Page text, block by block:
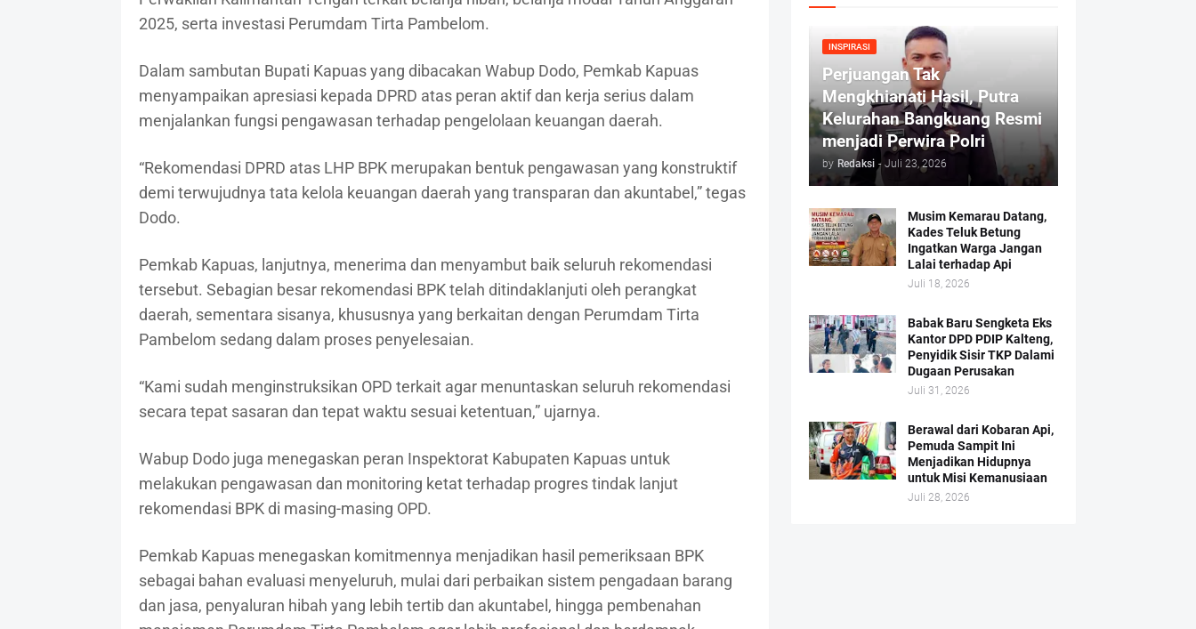
2025, serta investasi Perumdam Tirta Pambelom.
Dalam sambutan Bupati Kapuas yang dibacakan Wabup Dodo, Pemkab Kapuas
menyampaikan apresiasi kepada DPRD atas peran aktif dan kerja serius dalam
menjalankan fungsi pengawasan terhadap pengelolaan keuangan daerah.
“Rekomendasi DPRD atas LHP BPK merupakan bentuk pengawasan yang konstruktif
demi terwujudnya tata kelola keuangan daerah yang transparan dan akuntabel,” tegas
Dodo.
Pemkab Kapuas, lanjutnya, menerima dan menyambut baik seluruh rekomendasi
tersebut. Sebagian besar rekomendasi BPK telah ditindaklanjuti oleh perangkat
daerah, sementara sisanya, khususnya yang berkaitan dengan Perumdam Tirta
Pambelom sedang dalam proses penyelesaian.
“Kami sudah menginstruksikan OPD terkait agar menuntaskan seluruh rekomendasi
secara tepat sasaran dan tepat waktu sesuai ketentuan,” ujarnya.
Wabup Dodo juga menegaskan peran Inspektorat Kabupaten Kapuas untuk
melakukan pengawasan dan monitoring ketat terhadap progres tindak lanjut
rekomendasi BPK di masing-masing OPD.
Pemkab Kapuas menegaskan komitmennya menjadikan hasil pemeriksaan BPK
sebagai bahan evaluasi menyeluruh, mulai dari perbaikan sistem pengadaan barang
dan jasa, penyaluran hibah yang lebih tertib dan akuntabel, hingga pembenahan
INSPIRASI
Perjuangan Tak
Mengkhianati Hasil, Putra
Kelurahan Bangkuang Resmi
menjadi Perwira Polri
by Redaksi - Juli 23, 2026
Musim Kemarau Datang,
Kades Teluk Betung
Ingatkan Warga Jangan
Lalai terhadap Api
Juli 18, 2026
Babak Baru Sengketa Eks
Kantor DPD PDIP Kalteng,
Penyidik Sisir TKP Dalami
Dugaan Perusakan
Juli 31, 2026
Berawal dari Kobaran Api,
Pemuda Sampit Ini
Menjadikan Hidupnya
untuk Misi Kemanusiaan
Juli 28, 2026